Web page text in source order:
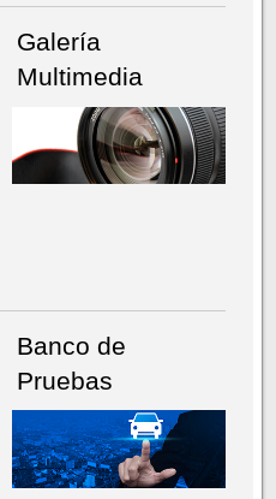
Galería
Multimedia
Banco de
Pruebas